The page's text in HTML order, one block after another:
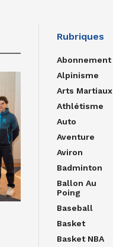
Rubriques
Abonnement
Alpinisme
Arts Martiaux
Athlétisme
Auto
Aventure
Aviron
Badminton
Ballon Au
Poing
Baseball
Basket
Basket NBA